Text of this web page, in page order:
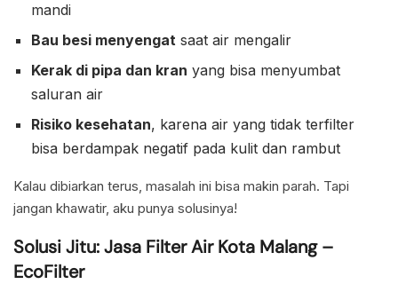
mandi
Bau besi menyengat saat air mengalir
Kerak di pipa dan kran yang bisa menyumbat
saluran air
Risiko kesehatan, karena air yang tidak terfilter
bisa berdampak negatif pada kulit dan rambut
Kalau dibiarkan terus, masalah ini bisa makin parah. Tapi
jangan khawatir, aku punya solusinya!
Solusi Jitu: Jasa Filter Air Kota Malang –
EcoFilter